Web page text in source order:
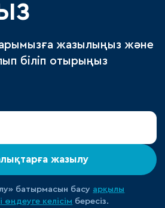
жазылыңыз және
біліп отырыңыз
жазылу
батырмасын басу арқылы
өңдеуге келісім бересіз.